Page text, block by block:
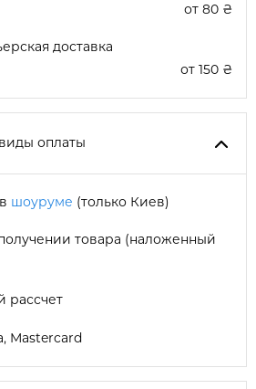
от 80 ₴
доставка
от 150 ₴
оплаты
шоуруме (только Киев)
товара (наложенный
рассчет
Mastercard